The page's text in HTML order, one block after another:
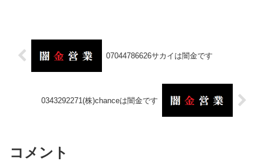
07044786626サカイは闇金です
0343292271(株)chanceは闇金です
コメント